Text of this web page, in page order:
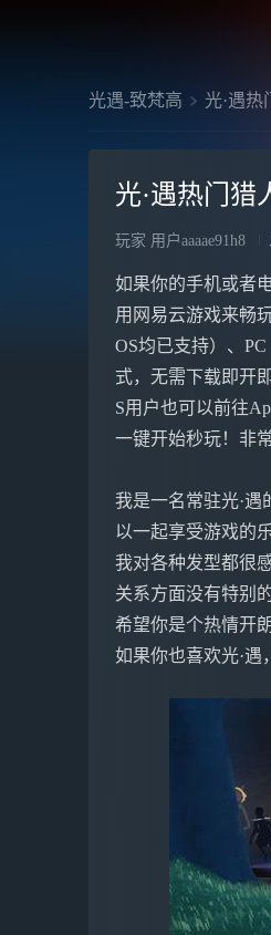
光遇-致梵高 光·遇热
光·遇热门猎
玩家 用户aaaae91h8
如果你的手机或者
用网易云游戏来畅
OS均已支持）、
式，无需下载即开
S用户也可以前往
一键开始秒玩！非
我是一名常驻光·
以一起享受游戏的乐
我对各种发型都很
关系方面没有特别
希望你是个热情开
如果你也喜欢光·遇